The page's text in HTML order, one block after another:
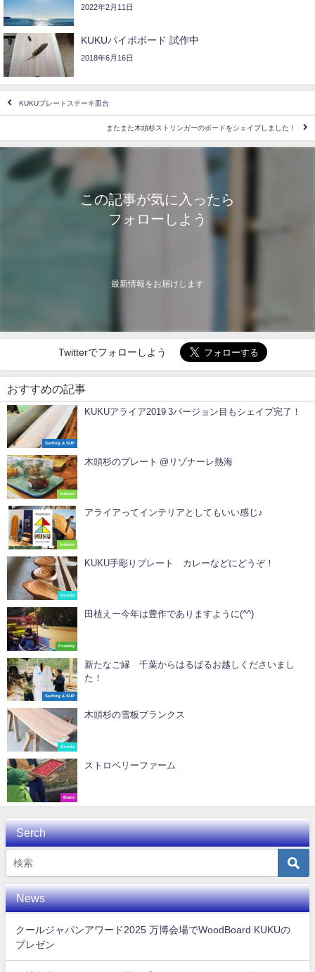
2022年2月11日
KUKUパイポボード 試作中
2018年6月16日
KUKUプレートステーキ皿台
またまた木頭杉ストリンガーのボードをシェイプしました！
この記事が気に入ったら
フォローしよう
最新情報をお届けします
Twitterでフォローしよう
おすすめの記事
Surfing & SUP
KUKUアライア2019 3バージョン目もシェイプ完了！
Interior
木頭杉のプレート @リゾナーレ熱海
Interior
アライアってインテリアとしてもいい感じ♪
Goods
KUKU手彫りプレート カレーなどにどうぞ！
Forestry
田植えー今年は豊作でありますように(^^)
Surfing & SUP
新たなご縁 千葉からはるばるお越しくださいまし
た！
Goods
木頭杉の雪板ブランクス
Event
ストロベリーファーム
Serch
News
クールジャパンアワード2025 万博会場でWoodBoard KUKUの
プレゼン